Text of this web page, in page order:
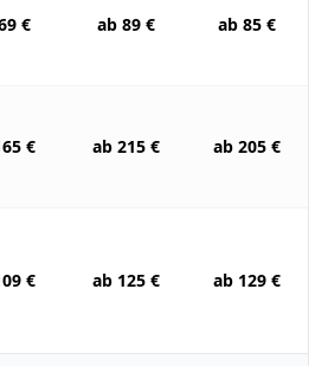
€ ab 89 € ab 85 €
€ ab 215 € ab 205 €
€ ab 125 € ab 129 €